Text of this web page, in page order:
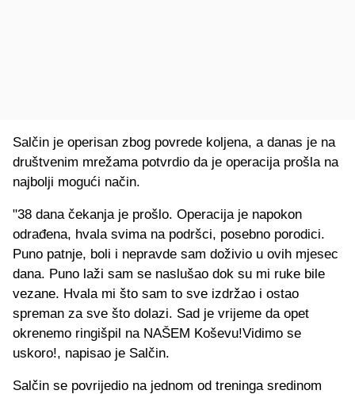
Salčin je operisan zbog povrede koljena, a danas je na
društvenim mrežama potvrdio da je operacija prošla na
najbolji mogući način.
"38 dana čekanja je prošlo. Operacija je napokon
odrađena, hvala svima na podršci, posebno porodici.
Puno patnje, boli i nepravde sam doživio u ovih mjesec
dana. Puno laži sam se naslušao dok su mi ruke bile
vezane. Hvala mi što sam to sve izdržao i ostao
spreman za sve što dolazi. Sad je vrijeme da opet
okrenemo ringišpil na NAŠEM Koševu!Vidimo se
uskoro!, napisao je Salčin.
Salčin se povrijedio na jednom od treninga sredinom